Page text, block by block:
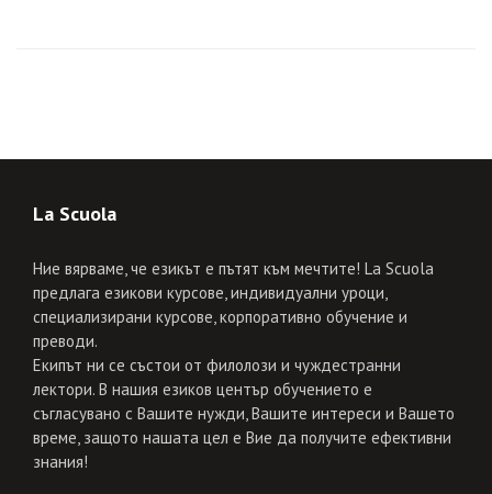
La Scuola
Ние вярваме, че езикът е пътят към мечтите! La Scuola
предлага езикови курсове, индивидуални уроци,
специализирани курсове, корпоративно обучение и
преводи.
Екипът ни се състои от филолози и чуждестранни
лектори. В нашия езиков център обучението е
съгласувано с Вашите нужди, Вашите интереси и Вашето
време, защото нашата цел е Вие да получите ефективни
знания!